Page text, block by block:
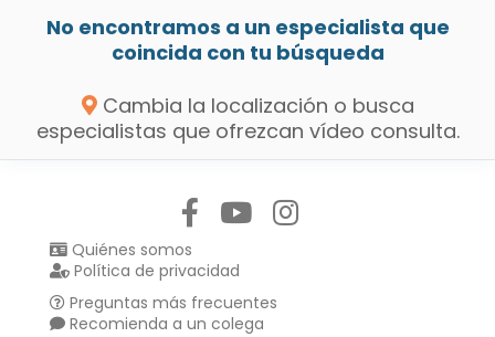
No encontramos a un especialista que
coincida con tu búsqueda
Cambia la localización o busca
especialistas que ofrezcan vídeo consulta.
Quiénes somos
Política de privacidad
Preguntas más frecuentes
Recomienda a un colega